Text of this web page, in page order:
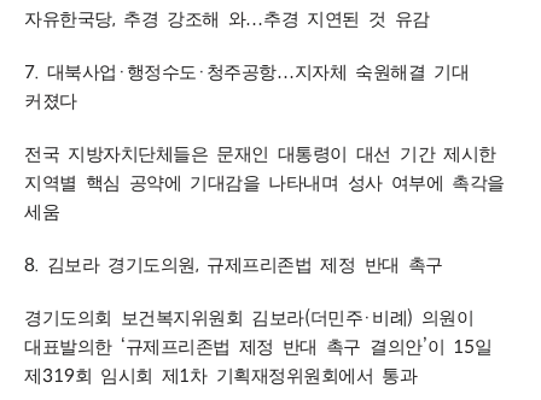
자유한국당, 추경 강조해 와…추경 지연된 것 유감
7. 대북사업 · 행정수도 · 청주공항…지자체 숙원해결 기대
커졌다
전국 지방자치단체들은 문재인 대통령이 대선 기간 제시한
지역별 핵심 공약에 기대감을 나타내며 성사 여부에 촉각을
세움
8. 김보라 경기도의원, 규제프리존법 제정 반대 촉구
경기도의회 보건복지위원회 김보라(더민주· 비례 ) 의원이
대표발의한 ‘규제프리존법 제정 반대 촉구 결의안’이 15일
제 319회 임시회 제 1차 기획재정위원회에서 통과